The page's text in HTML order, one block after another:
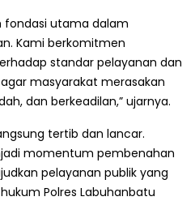
fondasi utama dalam
Kami berkomitmen
standar pelayanan dan
masyarakat merasakan
dan berkeadilan,” ujarnya.
tertib dan lancar.
momentum pembenahan
pelayanan publik yang
Polres Labuhanbatu